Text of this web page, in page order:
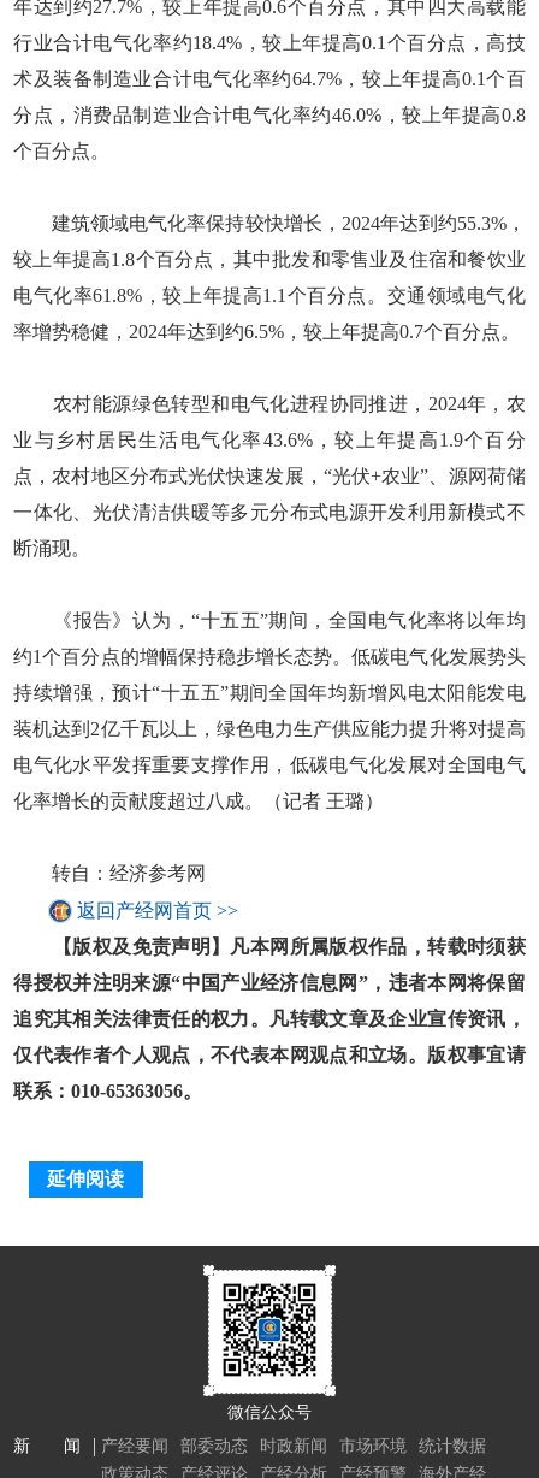
年达到约27.7%，较上年提高0.6个百分点，其中四大高载能
行业合计电气化率约18.4%，较上年提高0.1个百分点，高技
术及装备制造业合计电气化率约64.7%，较上年提高0.1个百
分点，消费品制造业合计电气化率约46.0%，较上年提高0.8
个百分点。
建筑领域电气化率保持较快增长，2024年达到约55.3%，
较上年提高1.8个百分点，其中批发和零售业及住宿和餐饮业
电气化率61.8%，较上年提高1.1个百分点。交通领域电气化
率增势稳健，2024年达到约6.5%，较上年提高0.7个百分点。
农村能源绿色转型和电气化进程协同推进，2024年，农
业与乡村居民生活电气化率43.6%，较上年提高1.9个百分
点，农村地区分布式光伏快速发展，“光伏+农业”、源网荷储
一体化、光伏清洁供暖等多元分布式电源开发利用新模式不
断涌现。
《报告》认为，“十五五”期间，全国电气化率将以年均
约1个百分点的增幅保持稳步增长态势。低碳电气化发展势头
持续增强，预计“十五五”期间全国年均新增风电太阳能发电
装机达到2亿千瓦以上，绿色电力生产供应能力提升将对提高
电气化水平发挥重要支撑作用，低碳电气化发展对全国电气
化率增长的贡献度超过八成。（记者 王璐）
转自：经济参考网
返回产经网首页 >>
【版权及免责声明】凡本网所属版权作品，转载时须获
得授权并注明来源“中国产业经济信息网”，违者本网将保留
追究其相关法律责任的权力。凡转载文章及企业宣传资讯，
仅代表作者个人观点，不代表本网观点和立场。版权事宜请
联系：010-65363056。
延伸阅读
微信公众号
新 闻
产经要闻 部委动态 时政新闻 市场环境
统计数据
政策动态
产经评论 产经分析 产经预警 海外产经